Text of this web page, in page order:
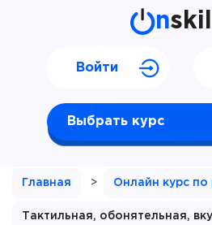
n
Выбрать курс
Войти
Главная > Онлайн курс по
Тактильная, обонятельная,